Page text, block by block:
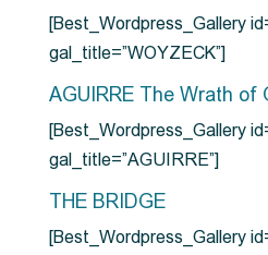
[Best_Wordpress_Gallery
gal_title=”WOYZECK”]
AGUIRRE The Wrath of
[Best_Wordpress_Gallery
gal_title=”AGUIRRE”]
THE BRIDGE
[Best_Wordpress_Gallery